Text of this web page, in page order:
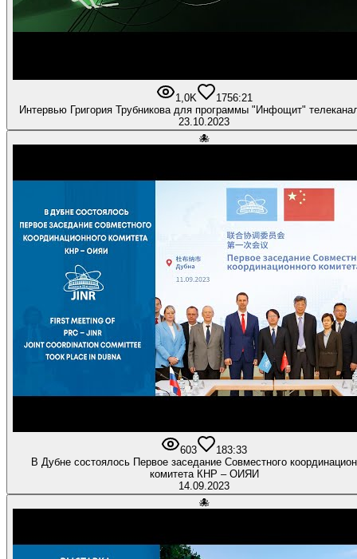
1,0K 1756:21
Интервью Григория Трубникова для программы "Инфощит"
23.10.2023
🐙
603 183:33
В Дубне состоялось Первое заседание Совместного
комитета КНР – ОИЯИ
14.09.2023
🐙